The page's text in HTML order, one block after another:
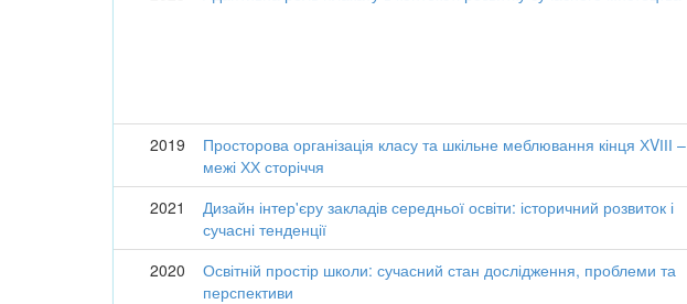
2019
Просторова організація класу та шкільне меблювання кінця ХVІІІ –
межі ХХ сторіччя
2021
Дизайн інтер'єру закладів середньої освіти: історичний розвиток і
сучасні тенденції
2020
Освітній простір школи: сучасний стан дослідження, проблеми та
перспективи